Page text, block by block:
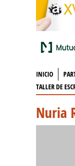
INICIO
TALLER DE
Nuria